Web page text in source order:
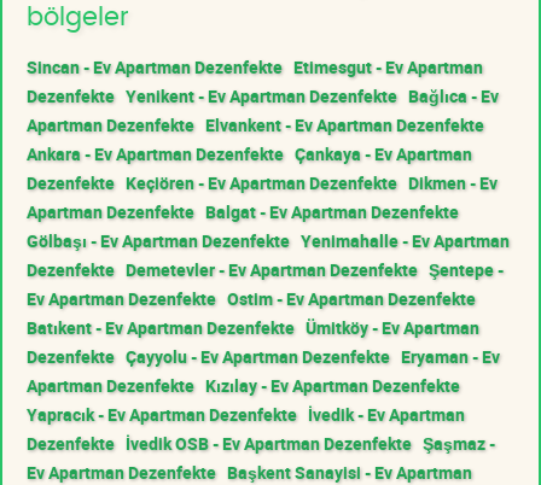
bölgeler
Sincan - Ev Apartman Dezenfekte Etimesgut - Ev Apartman
Dezenfekte Yenikent - Ev Apartman Dezenfekte Bağlıca - Ev
Apartman Dezenfekte Elvankent - Ev Apartman Dezenfekte
Ankara - Ev Apartman Dezenfekte Çankaya - Ev Apartman
Dezenfekte Keçiören - Ev Apartman Dezenfekte Dikmen - Ev
Apartman Dezenfekte Balgat - Ev Apartman Dezenfekte
Gölbaşı - Ev Apartman Dezenfekte Yenimahalle - Ev Apartman
Dezenfekte Demetevler - Ev Apartman Dezenfekte Şentepe -
Ev Apartman Dezenfekte Ostim - Ev Apartman Dezenfekte
Batıkent - Ev Apartman Dezenfekte Ümitköy - Ev Apartman
Dezenfekte Çayyolu - Ev Apartman Dezenfekte Eryaman - Ev
Apartman Dezenfekte Kızılay - Ev Apartman Dezenfekte
Yapracık - Ev Apartman Dezenfekte İvedik - Ev Apartman
Dezenfekte İvedik OSB - Ev Apartman Dezenfekte Şaşmaz -
Ev Apartman Dezenfekte Başkent Sanayisi - Ev Apartman